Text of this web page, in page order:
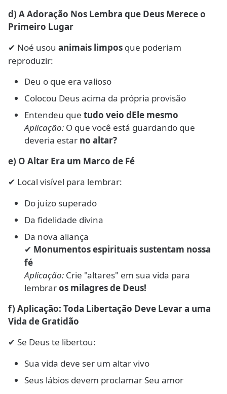
d) A Adoração Nos Lembra que Deus Merece o
Primeiro Lugar
✔ Noé usou animais limpos que poderiam
reproduzir:
Deu o que era valioso
Colocou Deus acima da própria provisão
Entendeu que tudo veio dEle mesmo
Aplicação: O que você está guardando que
deveria estar no altar?
e) O Altar Era um Marco de Fé
✔ Local visível para lembrar:
Do juízo superado
Da fidelidade divina
Da nova aliança
✔ Monumentos espirituais sustentam nossa
fé
Aplicação: Crie "altares" em sua vida para
lembraros milagres de Deus!
f) Aplicação: Toda Libertação Deve Levar a uma
Vida de Gratidão
✔ Se Deus te libertou:
Sua vida deve ser um altar vivo
Seus lábios devem proclamar Seu amor